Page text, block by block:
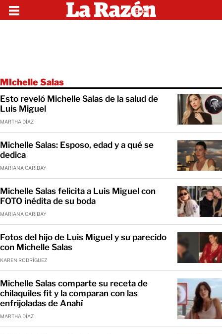
MIchelle Salas
Esto reveló Michelle Salas de la salud de
Luis Miguel
MARTHA DÍAZ
Michelle Salas: Esposo, edad y a qué se
dedica
MARIANA GARIBAY
Michelle Salas felicita a Luis Miguel con
FOTO inédita de su boda
MARIANA GARIBAY
Fotos del hijo de Luis Miguel y su parecido
con Michelle Salas
KAREN RODRÍGUEZ
Michelle Salas comparte su receta de
chilaquiles fit y la comparan con las
enfrijoladas de Anahí
MARTHA DÍAZ